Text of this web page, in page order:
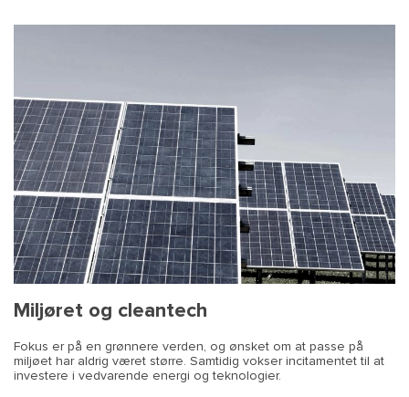
Miljøret og cleantech
Fokus er på en grønnere verden, og ønsket om at passe på
miljøet har aldrig været større. Samtidig vokser incitamentet til at
investere i vedvarende energi og teknologier.